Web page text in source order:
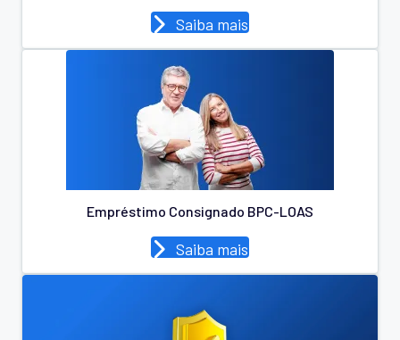
Saiba mais
Empréstimo Consignado BPC-LOAS
Saiba mais